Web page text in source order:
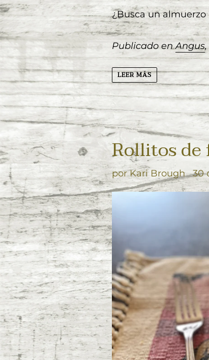
¿Busca un almuerzo
Publicado enAngus
LEER MÁS
Rollitos
por Kari Brough 30